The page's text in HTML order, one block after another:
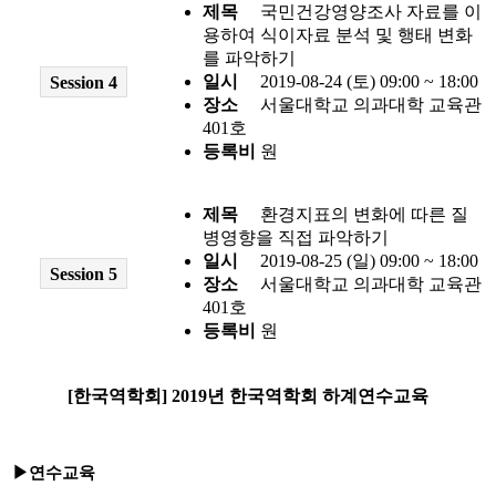
Session 4
제목 국민건강영양조사 자료를 이
용하여 식이자료 분석 및 행태 변화
를 파악하기
일시
2019-08-24 (토) 09:00 ~ 18:00
장소 서울대학교 의과대학 교육관
401호
등록비
원
Session 5
제목 환경지표의 변화에 따른 질
병영향을 직접 파악하기
일시
2019-08-25 (일) 09:00 ~ 18:00
장소 서울대학교 의과대학 교육관
401호
등록비
원
[한국역학회] 2019년 한국역학회 하계연수교육
▶연수교육